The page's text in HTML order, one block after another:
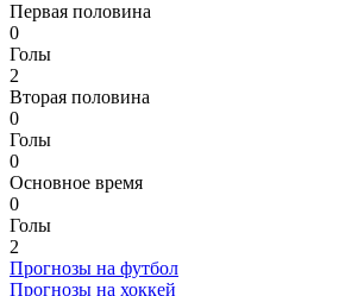
Первая половина
0
Голы
2
Вторая половина
0
Голы
0
Основное время
0
Голы
2
Прогнозы на футбол
Прогнозы на хоккей